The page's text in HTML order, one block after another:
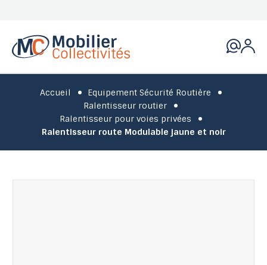
Accueil
Equipement Sécurité Routière
Ralentisseur routier
Ralentisseur pour voies privées
Ralentisseur route Modulable jaune et noir